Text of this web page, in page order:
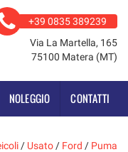
+39 0835 389239
Via La Martella, 165
75100 Matera (MT)
NOLEGGIO CONTATTI
/ Usato / Ford / Puma